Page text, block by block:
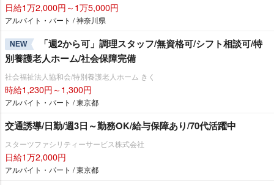
日給1万2,000円～1万5,000円
アルバイト・パート / 神奈川県
NEW
「週2から可」調理スタッフ/無資格可/シフト相談可/特
別養護老人ホーム/社会保障完備
社会福祉法人協和会/特別養護老人ホーム きく
時給1,230円～1,300円
アルバイト・パート / 東京都
交通誘導/日勤/週3日～勤務OK/給与保障あり/70代活躍中
スターツファシリティーサービス株式会社
日給1万2,000円
アルバイト・パート / 東京都